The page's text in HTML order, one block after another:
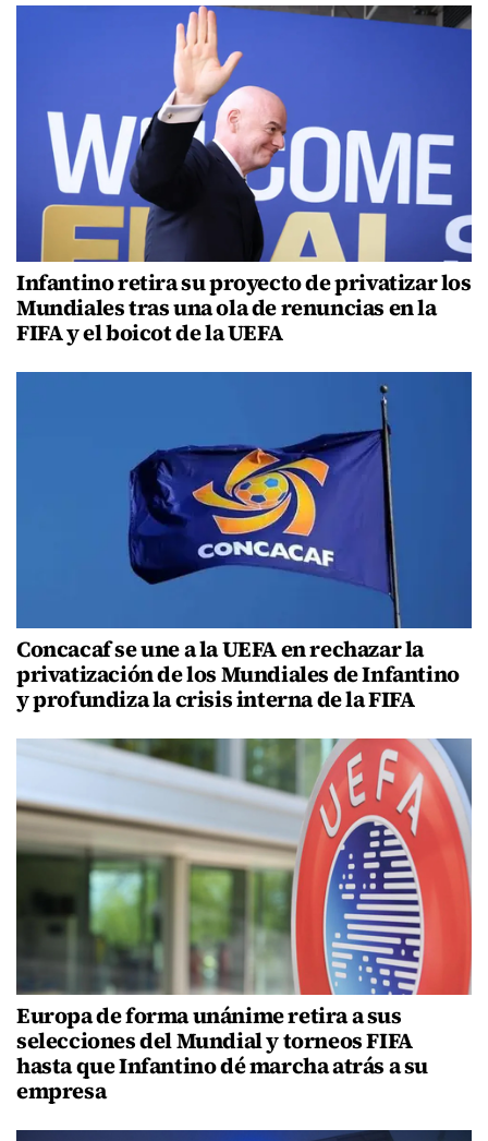
Infantino retira su proyecto de privatizar los
Mundiales tras una ola de renuncias en la
FIFA y el boicot de la UEFA
Concacaf se une a la UEFA en rechazar la
privatización de los Mundiales de Infantino
y profundiza la crisis interna de la FIFA
Europa de forma unánime retira a sus
selecciones del Mundial y torneos FIFA
hasta que Infantino dé marcha atrás a su
empresa